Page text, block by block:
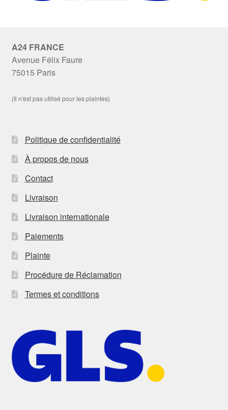
A24 FRANCE
Avenue Félix Faure
75015 Paris
(Il n'est pas utilisé pour les plaintes)
Politique de confidentialité
À propos de nous
Contact
Livraison
Livraison internationale
Paiements
Plainte
Procédure de Réclamation
Termes et conditions